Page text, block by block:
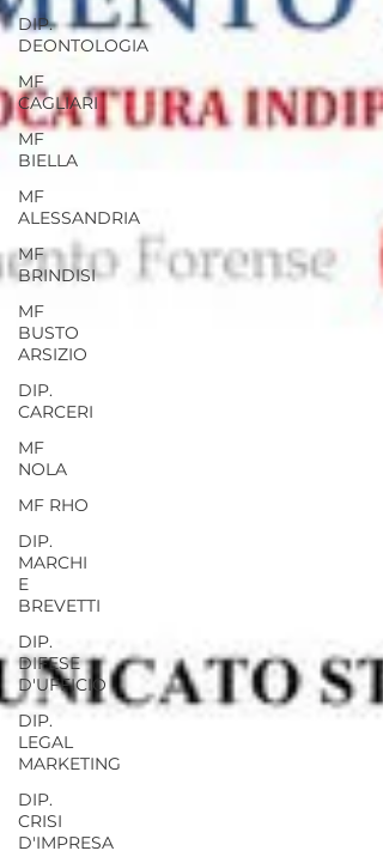
DIP.
DEONTOLOGIA
MF
CAGLIARI
MF
BIELLA
MF
ALESSANDRIA
MF
BRINDISI
MF
BUSTO
ARSIZIO
DIP.
CARCERI
MF
NOLA
MF RHO
DIP.
MARCHI
E
BREVETTI
DIP.
DIFESE
D'UFFICIO
DIP.
LEGAL
MARKETING
DIP.
CRISI
D'IMPRESA